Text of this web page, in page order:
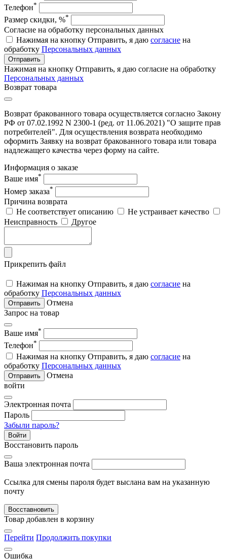
Телефон*
Размер скидки, %*
Согласие на обработку персональных данных
Нажимая на кнопку Отправить, я даю согласие на
обработку Персональных данных
Отправить
Нажимая на кнопку Отправить, я даю согласие на обработку
Персональных данных
Возврат товара
Возврат бракованного товара осуществляется согласно Закону
РФ от 07.02.1992 N 2300-1 (ред. от 11.06.2021) "О защите прав
потребителей". Для осуществления возврата необходимо
оформить Заявку на возврат бракованного товара или товара
надлежащего качества через форму на сайте.
Информация о заказе
Ваше имя*
Номер заказа*
Причина возврата
Не соответствует описанию
Не устраивает качество
Неисправность
Другое
Прикрепить файл
Нажимая на кнопку Отправить, я даю согласие на
обработку Персональных данных
Отправить
Отмена
Запрос на товар
Ваше имя*
Телефон*
Нажимая на кнопку Отправить, я даю согласие на
обработку Персональных данных
Отправить
Отмена
войти
Электронная почта
Пароль
Забыли пароль?
Войти
Восстановить пароль
Ваша электронная почта
Ссылка для смены пароля будет выслана вам на указанную
почту
Восставновить
Товар добавлен в корзину
Перейти Продолжить покупки
Ошибка